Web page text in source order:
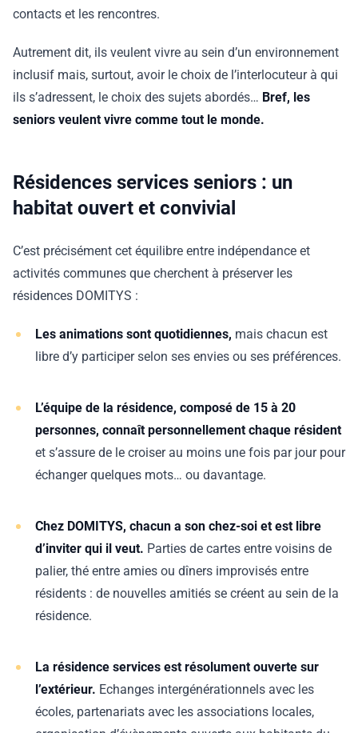
contacts et les rencontres.
Autrement dit, ils veulent vivre au sein d’un environnement
inclusif mais, surtout, avoir le choix de l’interlocuteur à qui
ils s’adressent, le choix des sujets abordés… Bref, les
seniors veulent vivre comme tout le monde.
Résidences services seniors : un
habitat ouvert et convivial
C’est précisément cet équilibre entre indépendance et
activités communes que cherchent à préserver les
résidences DOMITYS :
Les animations sont quotidiennes, mais chacun est
libre d’y participer selon ses envies ou ses préférences.
L’équipe de la résidence, composé de 15 à 20
personnes, connaît personnellement chaque résident
et s’assure de le croiser au moins une fois par jour pour
échanger quelques mots… ou davantage.
Chez DOMITYS, chacun a son chez-soi et est libre
d’inviter qui il veut. Parties de cartes entre voisins de
palier, thé entre amies ou dîners improvisés entre
résidents : de nouvelles amitiés se créent au sein de la
résidence.
La résidence services est résolument ouverte sur
l’extérieur. Echanges intergénérationnels avec les
écoles, partenariats avec les associations locales,